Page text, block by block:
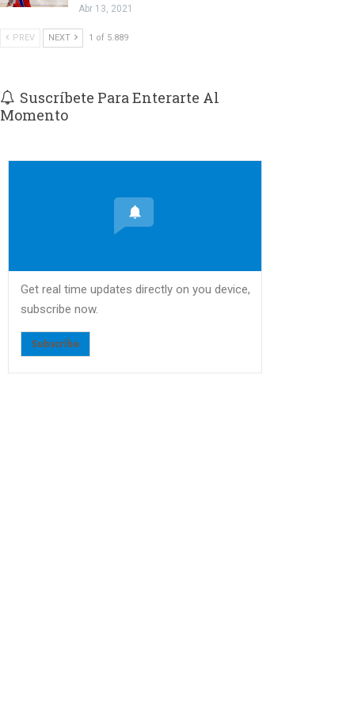
Abr 13, 2021
PREV NEXT 1 of 5.889
Suscríbete Para Enterarte Al
Momento
Get real time updates directly on you device,
subscribe now.
Subscribe